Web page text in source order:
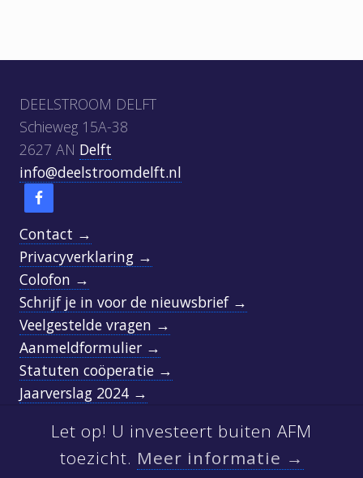
DEELSTROOM DELFT
Schieweg 15A-38
2627 AN Delft
info@deelstroomdelft.nl
Contact →
Privacyverklaring →
Colofon →
Schrijf je in voor de nieuwsbrief →
Veelgestelde vragen →
Aanmeldformulier →
Statuten coöperatie →
Jaarverslag 2024 →
FOOTER
Let op! U investeert buiten AFM
toezicht. Meer informatie →